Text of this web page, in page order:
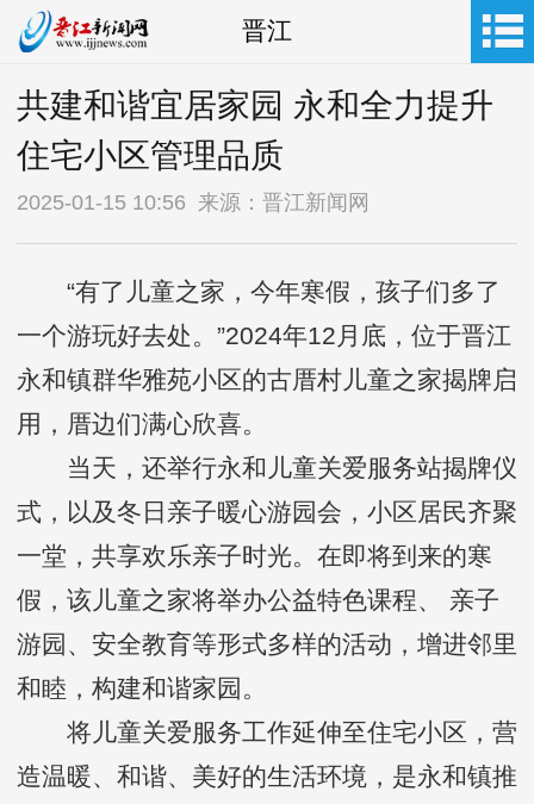
晋江
共建和谐宜居家园 永和全力提升
住宅小区管理品质
2025-01-15 10:56 来源：晋江新闻网
“有了儿童之家，今年寒假，孩子们多了
一个游玩好去处。”2024年12月底，位于晋江
永和镇群华雅苑小区的古厝村儿童之家揭牌启
用，厝边们满心欣喜。
当天，还举行永和儿童关爱服务站揭牌仪
式，以及冬日亲子暖心游园会，小区居民齐聚
一堂，共享欢乐亲子时光。在即将到来的寒
假，该儿童之家将举办公益特色课程、 亲子
游园、安全教育等形式多样的活动，增进邻里
和睦，构建和谐家园。
将儿童关爱服务工作延伸至住宅小区，营
造温暖、和谐、美好的生活环境，是永和镇推